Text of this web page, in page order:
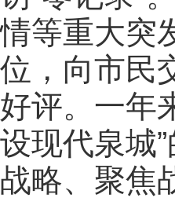
情等重大突
位，向市民
好评。一年
设现代泉城
战略、聚焦